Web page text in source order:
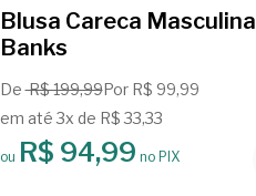
Blusa Careca Masculina
Banks
DeR$ 199,99Por R$ 99,99
em até 3x de R$ 33,33
ou R$ 94,99 no PIX